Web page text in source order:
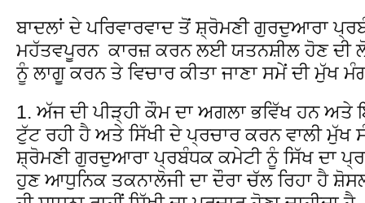
ਬਾਦਲਾਂ ਦੇ ਪਰਿਵਾਰਵਾਦ ਤੋਂ ਸ਼੍ਰੋਮਣੀ ਗੁਰਦੁਆਰਾ
ਮਹੱਤਵਪੂਰਨ ਕਾਰਜ਼ ਕਰਨ ਲਈ ਯਤਨਸ਼ੀਲ ਹੋਣ ਦੀ
ਨੂੰ ਲਾਗੂ ਕਰਨ ਤੇ ਵਿਚਾਰ ਕੀਤਾ ਜਾਣਾ ਸਮੇਂ ਦੀ ਮੁੱਖ
1. ਅੱਜ ਦੀ ਪੀੜ੍ਹੀ ਕੌਮ ਦਾ ਅਗਲਾ ਭਵਿੱਖ ਹਨ ਅਤੇ
ਟੁੱਟ ਰਹੀ ਹੈ ਅਤੇ ਸਿੱਖੀ ਦੇ ਪ੍ਰਚਾਰ ਕਰਨ ਵਾਲੀ ਮੁੱਖ
ਸ਼੍ਰੋਮਣੀ ਗੁਰਦੁਆਰਾ ਪ੍ਰਬੰਧਕ ਕਮੇਟੀ ਨੂੰ ਸਿੱਖ ਦਾ
ਹੁਣ ਆਧੁਨਿਕ ਤਕਨਾਲੋਜੀ ਦਾ ਦੌਰਾ ਚੱਲ ਰਿਹਾ ਹੈ